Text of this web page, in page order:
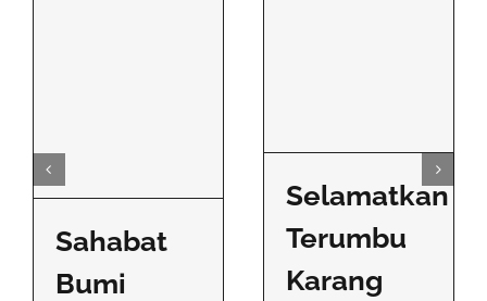
Sahabat
Bumi
Selamatkan
Terumbu
Karang